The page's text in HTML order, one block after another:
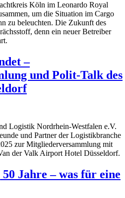
Köln im Leonardo Royal
um die Situation im Cargo
zu beleuchten. Die Zukunft des
denn ein neuer Betreiber
–
und Polit-Talk des
Logistik Nordrhein-Westfalen e.V.
und Partner der Logistikbranche
zur Mitgliederversammlung mit
der Valk Airport Hotel Düsseldorf.
Jahre – was für eine